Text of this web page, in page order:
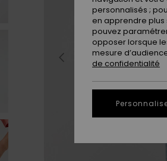
personnalisés ;
en apprendre
pouvez
opposer lorsque
mesure
de confidentialité